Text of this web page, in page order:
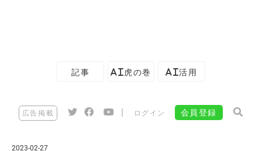
記事 AI虎の巻 AI活用
広告掲載 ログイン 会員登録
2023-02-27